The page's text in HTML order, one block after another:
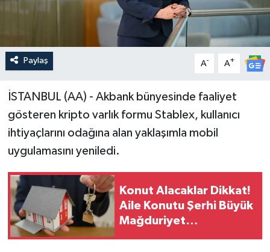
Paylaş A- A+
İSTANBUL (AA) - Akbank bünyesinde faaliyet
gösteren kripto varlık formu Stablex, kullanıcı
ihtiyaçlarını odağına alan yaklaşımla mobil
uygulamasını yeniledi.
Konut Alacaklar Dikkat!
Aile Konutu Şerhi Büyük
Mağduriyet